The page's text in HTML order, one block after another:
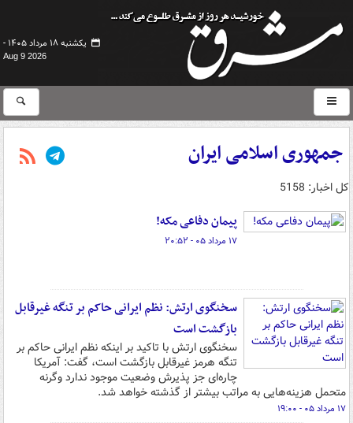
یکشنبه ۱۸ مرداد ۱۴۰۵ -
Aug 9 2026
جمهوری اسلامی ایران
کل اخبار: 5158
پیمان دفاعی مکه!
۱۷ مرداد ۰۵ - ۲۰:۵۲
سخنگوی ارتش: نظم ایرانی حاکم بر تنگه غیرقابل
بازگشت است
سخنگوی ارتش با تاکید بر اینکه نظم ایرانی حاکم بر
تنگه هرمز غیرقابل بازگشت است، گفت: آمریکا
چاره‌ای جز پذیرش وضعیت موجود ندارد وگرنه
متحمل هزینه‌هایی به مراتب بیشتر از گذشته خواهد شد.
۱۷ مرداد ۰۵ - ۱۹:۰۰